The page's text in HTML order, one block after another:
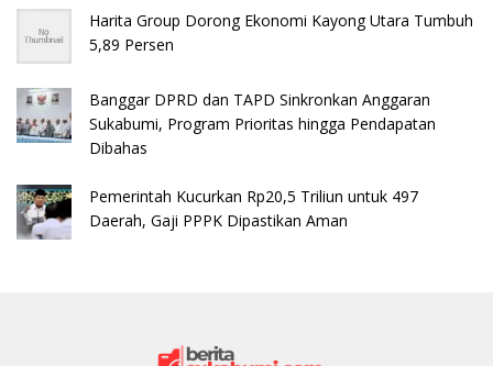
Harita Group Dorong Ekonomi Kayong Utara Tumbuh
5,89 Persen
Banggar DPRD dan TAPD Sinkronkan Anggaran
Sukabumi, Program Prioritas hingga Pendapatan
Dibahas
Pemerintah Kucurkan Rp20,5 Triliun untuk 497
Daerah, Gaji PPPK Dipastikan Aman